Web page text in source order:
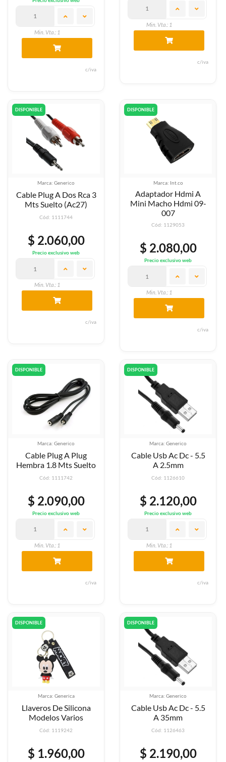
Min. Vta.: 1
c/iva
Min. Vta.: 1
c/iva
DISPONIBLE
Marca: Generico
Cable Plug A Dos Rca 3
Mts Suelto (Ac27)
Cód: 1111744
$ 2.060,00
Precio exclusivo web
Min. Vta.: 1
c/iva
DISPONIBLE
Marca: Int.co
Adaptador Hdmi A
Mini Macho Hdmi 09-
007
Cód: 1129053
$ 2.080,00
Precio exclusivo web
Min. Vta.: 1
c/iva
DISPONIBLE
Marca: Generico
Cable Plug A Plug
Hembra 1.8 Mts Suelto
Cód: 1111742
$ 2.090,00
Precio exclusivo web
Min. Vta.: 1
c/iva
DISPONIBLE
Marca: Generico
Cable Usb Ac Dc - 5.5
A 2.5mm
Cód: 1126610
$ 2.120,00
Precio exclusivo web
Min. Vta.: 1
c/iva
DISPONIBLE
Marca: Generica
Llaveros De Silicona
Modelos Varios
Cód: 1119242
$ 1.960,00
DISPONIBLE
Marca: Generico
Cable Usb Ac Dc - 5.5
A 35mm
Cód: 1126463
$ 2.190,00